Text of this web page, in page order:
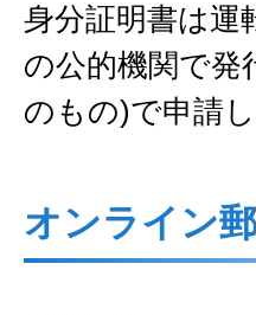
身分証明書は運
の公的機関で発
のもの)で申請
オンライン